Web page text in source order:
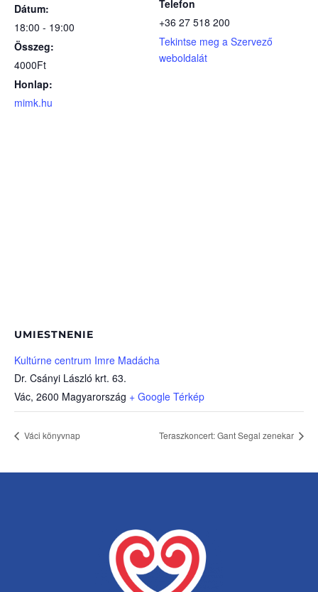
Dátum:
18:00 - 19:00
Összeg:
4000Ft
Honlap:
mimk.hu
Telefon
+36 27 518 200
Tekintse meg a Szervező
weboldalát
UMIESTNENIE
Kultúrne centrum Imre Madácha
Dr. Csányi László krt. 63.
Vác, 2600 Magyarország + Google Térkép
Váci könyvnap Teraszkoncert: Gant Segal zenekar